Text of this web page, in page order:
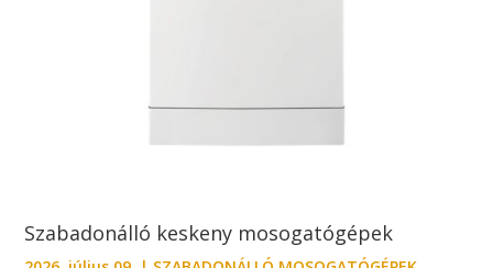
Szabadonálló keskeny mosogatógépek